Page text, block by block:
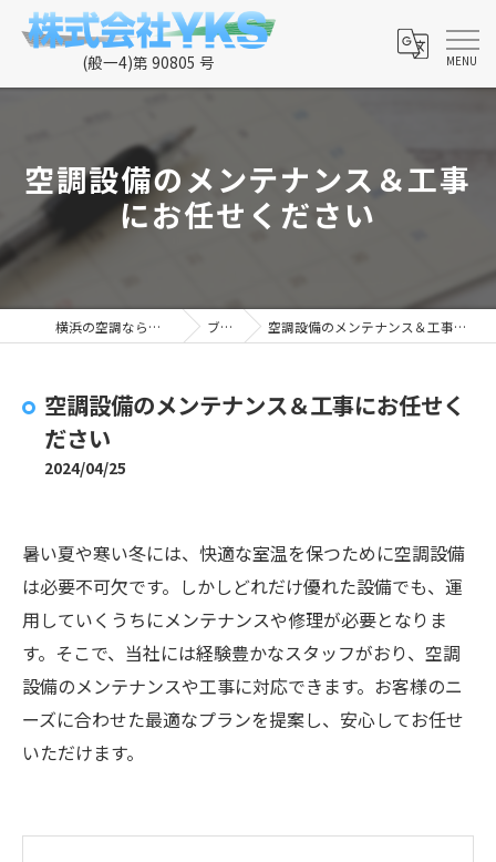
空調設備のメンテナンス＆工事
にお任せください
横浜の空調なら株式会社YKS ブログ 空調設備のメンテナンス＆工事にお任せください
空調設備のメンテナンス＆工事にお任せく
ださい
2024/04/25
暑い夏や寒い冬には、快適な室温を保つために空調設備
は必要不可欠です。しかしどれだけ優れた設備でも、運
用していくうちにメンテナンスや修理が必要となりま
す。そこで、当社には経験豊かなスタッフがおり、空調
設備のメンテナンスや工事に対応できます。お客様のニ
ーズに合わせた最適なプランを提案し、安心してお任せ
いただけます。